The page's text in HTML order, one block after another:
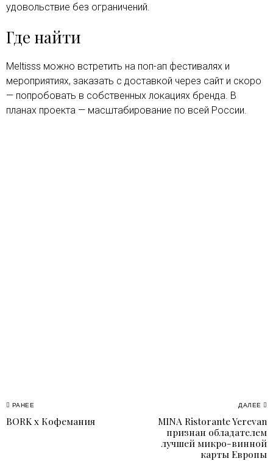
удовольствие без ограничений.
Где найти
Meltisss можно встретить на поп-ап фестивалях и
мероприятиях, заказать с доставкой через сайт и скоро
— попробовать в собственных локациях бренда. В
планах проекта — масштабирование по всей России.
Навигация
РАНЕЕ
Previous
BORK x Кофемания
ДАЛЕЕ
MINA Ristorante Yerevan
признан обладателем
лучшей микро-винной
карты Европы